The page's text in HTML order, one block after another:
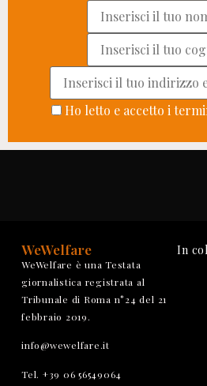
Ho letto e accetto i
WeWelfare
WeWelfare è una Testata
giornalistica registrata al
Tribunale di Roma n°24 del 21
febbraio 2019.
info@wewelfare.it
Tel. +39 06 56549064
In